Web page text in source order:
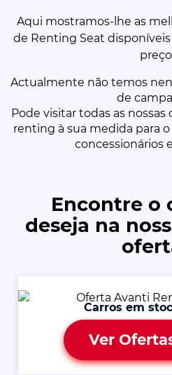
Aqui mostramos-lhe as
de Renting Seat
Actualmente não temos
de
Pode visitar todas as
renting à sua medida para
concessionários
Encontre o
deseja na
Carros em
Ver